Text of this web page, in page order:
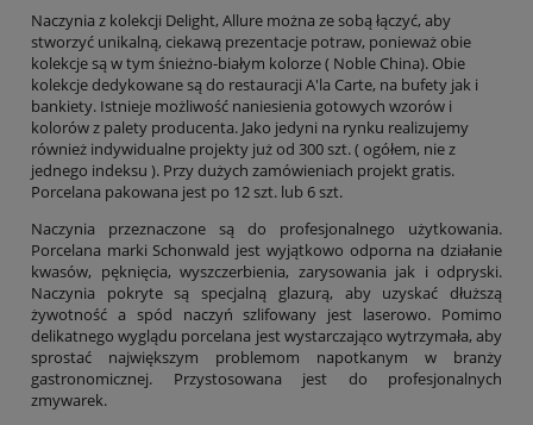
Naczynia z kolekcji Delight, Allure można ze sobą łączyć, aby
stworzyć unikalną, ciekawą prezentacje potraw, ponieważ obie
kolekcje są w tym śnieżno-białym kolorze ( Noble China). Obie
kolekcje dedykowane są do restauracji A'la Carte, na bufety jak i
bankiety. Istnieje możliwość naniesienia gotowych wzorów i
kolorów z palety producenta. Jako jedyni na rynku realizujemy
również indywidualne projekty już od 300 szt. ( ogółem, nie z
jednego indeksu ). Przy dużych zamówieniach projekt gratis.
Porcelana pakowana jest po 12 szt. lub 6 szt.
Naczynia przeznaczone są do profesjonalnego użytkowania.
Porcelana marki Schonwald jest wyjątkowo odporna na działanie
kwasów, pęknięcia, wyszczerbienia, zarysowania jak i odpryski.
Naczynia pokryte są specjalną glazurą, aby uzyskać dłuższą
żywotność a spód naczyń szlifowany jest laserowo. Pomimo
delikatnego wyglądu porcelana jest wystarczająco wytrzymała, aby
sprostać największym problemom napotkanym w branży
gastronomicznej. Przystosowana jest do profesjonalnych
zmywarek.